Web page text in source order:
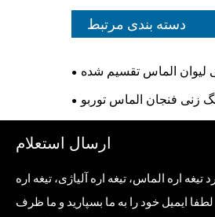
دسته بندی مرتبط
الماس تقسیم شده
زنی فنجان الماس توربو
ارسال استعلام
اره الماس، تیغه اره آلیاژی، تیغه اره
ایمیل خود را به ما بسپارید و ما ظرف